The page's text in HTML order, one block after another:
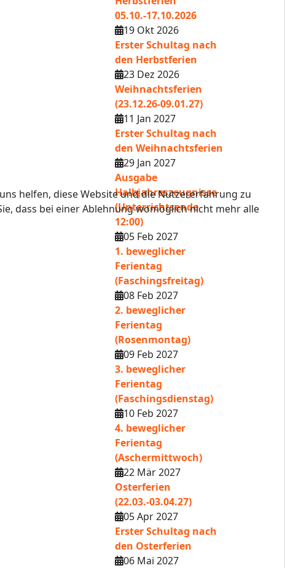
05.10.-17.10.2026
19 Okt 2026
Erster Schultag nach
den Herbstferien
23 Dez 2026
Weihnachtsferien
(23.12.26-09.01.27)
11 Jan 2027
Erster Schultag nach
den Weihnachtsferien
29 Jan 2027
Ausgabe
Halbjahreszeugnisse
(Unterrichtsende
12:00)
05 Feb 2027
1. beweglicher
Ferientag
(Faschingsfreitag)
08 Feb 2027
2. beweglicher
Ferientag
(Rosenmontag)
09 Feb 2027
3. beweglicher
Ferientag
(Faschingsdienstag)
10 Feb 2027
4. beweglicher
Ferientag
(Aschermittwoch)
22 Mär 2027
Osterferien
(22.03.-03.04.27)
05 Apr 2027
Erster Schultag nach
den Osterferien
06 Mai 2027
helfen, diese Website und die Nutzererfahrung zu
dass bei einer Ablehnung womöglich nicht mehr alle